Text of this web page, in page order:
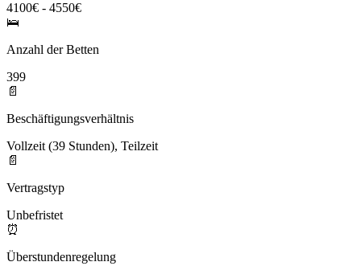
4100€ - 4550€
🛌
Anzahl der Betten
399
📄
Beschäftigungsverhältnis
Vollzeit (39 Stunden), Teilzeit
📄
Vertragstyp
Unbefristet
⏰
Überstundenregelung